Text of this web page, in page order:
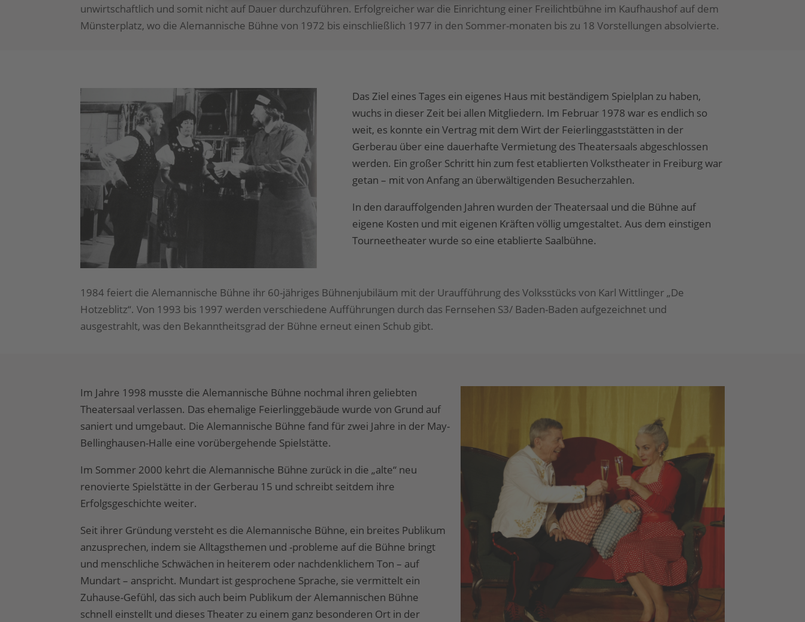
unwirtschaftlich und somit nicht auf Dauer durchzuführen. Erfolgreicher war die Einrichtung einer Freilichtbühne im Kaufhaushof auf dem
Münsterplatz, wo die Alemannische Bühne von 1972 bis einschließlich 1977 in den Sommer-monaten bis zu 18 Vorstellungen absolvierte.
Das Ziel eines Tages ein eigenes Haus mit beständigem Spielplan zu haben,
wuchs in dieser Zeit bei allen Mitgliedern. Im Februar 1978 war es endlich so
weit, es konnte ein Vertrag mit dem Wirt der Feierlinggaststätten in der
Gerberau über eine dauerhafte Vermietung des Theatersaals abgeschlossen
werden. Ein großer Schritt hin zum fest etablierten Volkstheater in Freiburg war
getan – mit von Anfang an überwältigenden Besucherzahlen.
In den darauffolgenden Jahren wurden der Theatersaal und die Bühne auf
eigene Kosten und mit eigenen Kräften völlig umgestaltet. Aus dem einstigen
Tourneetheater wurde so eine etablierte Saalbühne.
1984 feiert die Alemannische Bühne ihr 60-jähriges Bühnenjubiläum mit der Uraufführung des Volksstücks von Karl Wittlinger „De
Hotzeblitz“. Von 1993 bis 1997 werden verschiedene Aufführungen durch das Fernsehen S3/ Baden-Baden aufgezeichnet und
ausgestrahlt, was den Bekanntheitsgrad der Bühne erneut einen Schub gibt.
Im Jahre 1998 musste die Alemannische Bühne nochmal ihren geliebten
Theatersaal verlassen. Das ehemalige Feierlinggebäude wurde von Grund auf
saniert und umgebaut. Die Alemannische Bühne fand für zwei Jahre in der May-
Bellinghausen-Halle eine vorübergehende Spielstätte.
Im Sommer 2000 kehrt die Alemannische Bühne zurück in die „alte“ neu
renovierte Spielstätte in der Gerberau 15 und schreibt seitdem ihre
Erfolgsgeschichte weiter.
Seit ihrer Gründung versteht es die Alemannische Bühne, ein breites Publikum
anzusprechen, indem sie Alltagsthemen und -probleme auf die Bühne bringt
und menschliche Schwächen in heiterem oder nachdenklichem Ton – auf
Mundart – anspricht. Mundart ist gesprochene Sprache, sie vermittelt ein
Zuhause-Gefühl, das sich auch beim Publikum der Alemannischen Bühne
schnell einstellt und dieses Theater zu einem ganz besonderen Ort in der